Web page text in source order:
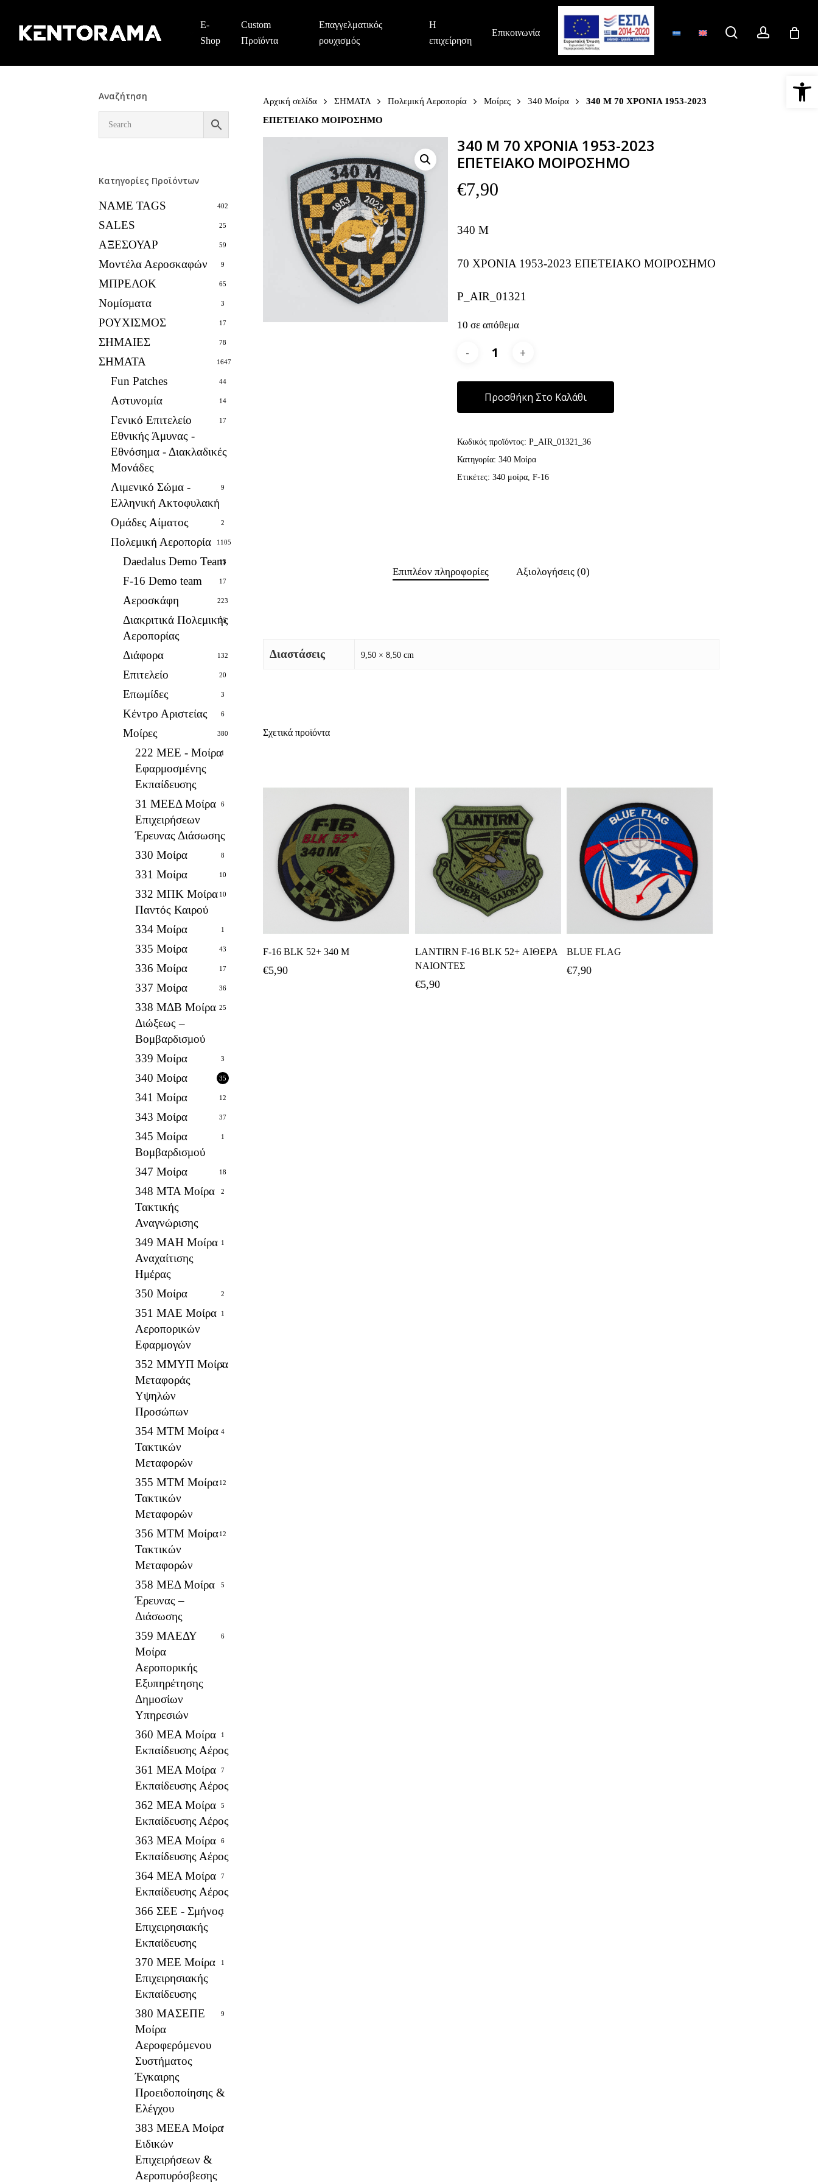
main
E-
Shop
Custom
Προϊόντα
Επαγγελματικός
ρουχισμός
Η
επιχείρηση
Επικοινωνία searchaccount
Αναζήτηση
Κατηγορίες Προϊόντων
NAME TAGS 402
SALES 25
ΑΞΕΣΟΥΑΡ 59
Μοντέλα Αεροσκαφών 9
ΜΠΡΕΛΟΚ 65
Νομίσματα 3
ΡΟΥΧΙΣΜΟΣ 17
ΣΗΜΑΙΕΣ 78
ΣΗΜΑΤΑ 1647
Fun Patches 44
Αστυνομία 14
Γενικό Επιτελείο
Εθνικής Άμυνας -
Εθνόσημα - Διακλαδικές
Μονάδες
17
Λιμενικό Σώμα -
Ελληνική Ακτοφυλακή
9
Ομάδες Αίματος 2
Πολεμική Αεροπορία 1105
Daedalus Demo Team
13
F-16 Demo team 17
Αεροσκάφη 223
Διακριτικά Πολεμικής
Αεροπορίας
25
Διάφορα 132
Επιτελείο 20
Επωμίδες 3
Κέντρο Αριστείας 6
Μοίρες 380
222 ΜΕΕ - Μοίρα
Εφαρμοσμένης
Εκπαίδευσης
1
31 ΜΕΕΔ Μοίρα
Επιχειρήσεων
Έρευνας Διάσωσης
6
330 Μοίρα 8
331 Μοίρα 10
332 ΜΠΚ Μοίρα
Παντός Καιρού
10
334 Μοίρα 1
335 Μοίρα 43
336 Μοίρα 17
337 Μοίρα 36
338 ΜΔΒ Μοίρα
Διώξεως –
Βομβαρδισμού
25
339 Μοίρα 3
340 Μοίρα 35
341 Μοίρα 12
343 Μοίρα 37
345 Μοίρα
Βομβαρδισμού
1
347 Μοίρα 18
348 ΜΤΑ Μοίρα
Τακτικής
Αναγνώρισης
2
349 ΜΑΗ Μοίρα
Αναχαίτισης
Ημέρας
1
350 Μοίρα 2
351 ΜΑΕ Μοίρα
Αεροπορικών
Εφαρμογών
1
352 ΜΜΥΠ Μοίρα
Μεταφοράς
Υψηλών
Προσώπων
2
354 ΜΤΜ Μοίρα
Τακτικών
Μεταφορών
4
355 ΜΤΜ Μοίρα
Τακτικών
Μεταφορών
12
356 ΜΤΜ Μοίρα
Τακτικών
Μεταφορών
12
358 ΜΕΔ Μοίρα
Έρευνας –
Διάσωσης
5
359 ΜΑΕΔΥ
Μοίρα
Αεροπορικής
Εξυπηρέτησης
Δημοσίων
Υπηρεσιών
6
360 ΜΕΑ Μοίρα
Εκπαίδευσης Αέρος
1
361 ΜΕΑ Μοίρα
Εκπαίδευσης Αέρος
7
362 ΜΕΑ Μοίρα
Εκπαίδευσης Αέρος
5
363 ΜΕΑ Μοίρα
Εκπαίδευσης Αέρος
6
364 ΜΕΑ Μοίρα
Εκπαίδευσης Αέρος
7
366 ΣΕΕ - Σμήνος
Επιχειρησιακής
Εκπαίδευσης
1
370 ΜΕΕ Μοίρα
Επιχειρησιακής
Εκπαίδευσης
1
380 ΜΑΣΕΠΕ
Μοίρα
Αεροφερόμενου
Συστήματος
Έγκαιρης
Προειδοποίησης &
Ελέγχου
9
383 ΜΕΕΑ Μοίρα
Ειδικών
Επιχειρήσεων &
Αεροπυρόσβεσης
7
Αρχική σελίδα ΣΗΜΑΤΑ Πολεμική Αεροπορία Μοίρες 340 Μοίρα
340 Μ 70 ΧΡΟΝΙΑ 1953-2023
ΕΠΕΤΕΙΑΚΟ ΜΟΙΡΟΣΗΜΟ
340 Μ 70 ΧΡΟΝΙΑ 1953-2023
ΕΠΕΤΕΙΑΚΟ ΜΟΙΡΟΣΗΜΟ
€7,90
340 Μ
70 ΧΡΟΝΙΑ 1953-2023 ΕΠΕΤΕΙΑΚΟ ΜΟΙΡΟΣΗΜΟ
P_AIR_01321
10 σε απόθεμα
Προσθήκη Στο Καλάθι
Κωδικός προϊόντος: P_AIR_01321_36
Κατηγορία: 340 Μοίρα
Ετικέτες: 340 μοίρα, F-16
Επιπλέον πληροφορίες Αξιολογήσεις (0)
Διαστάσεις 9,50 × 8,50 cm
Σχετικά προϊόντα
F-16 BLK 52+ 340 Μ
€5,90
LANTIRN F-16 BLK 52+ ΑΙΘΕΡΑ
ΝΑΙΟΝΤΕΣ
€5,90
BLUE FLAG
€7,90